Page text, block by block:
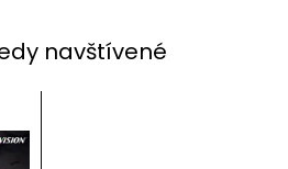
navštívené